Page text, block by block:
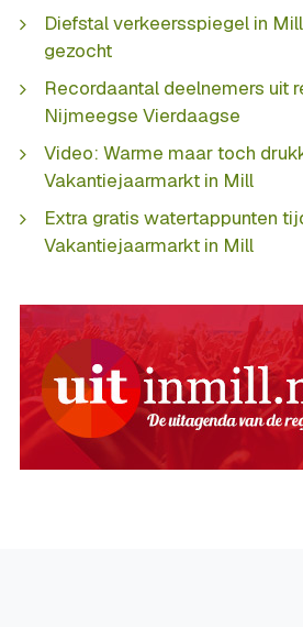
Diefstal verkeersspiegel in
gezocht
Recordaantal deelnemers uit
Nijmeegse Vierdaagse
Video: Warme maar toch
Vakantiejaarmarkt in Mill
Extra gratis watertappunten
Vakantiejaarmarkt in Mill